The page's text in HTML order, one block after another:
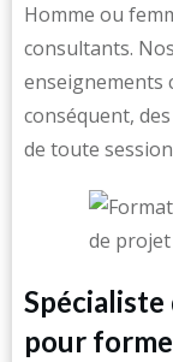
Homme ou
consultants.
enseignements
conséquent,
de toute
pour